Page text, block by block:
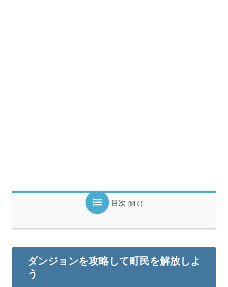
目次
ダンジョンを攻略して町民を解放しよ
う